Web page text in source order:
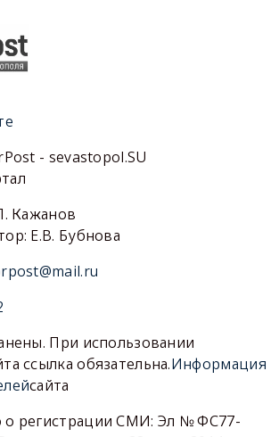
- sevastopol.SU
Кажанов
Е.В. Бубнова
При использовании
ссылка обязательна.Информация
сайта
о регистрации СМИ: Эл № ФС77-